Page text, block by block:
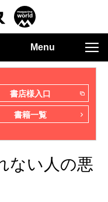
Menu
書店様入口
書籍一覧
ない人の悪